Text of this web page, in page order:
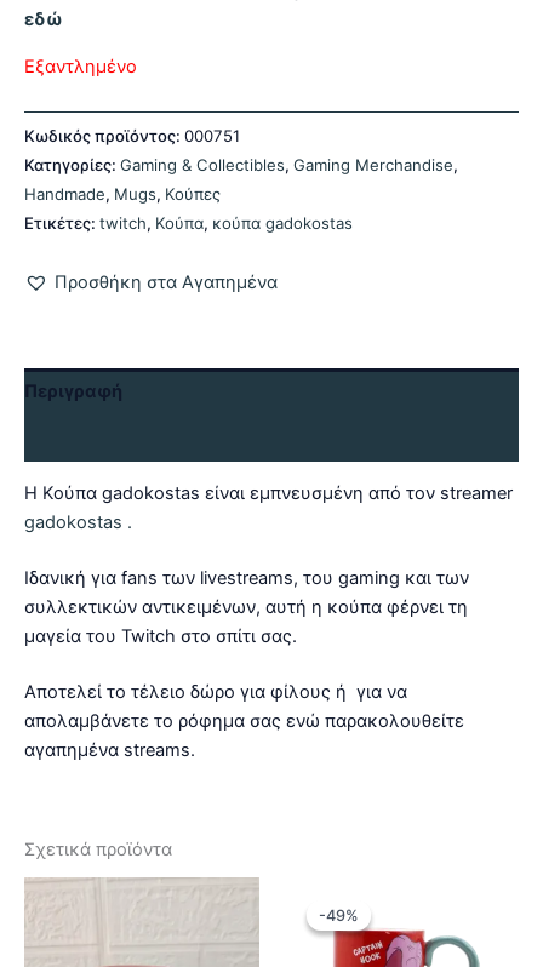
εδώ
Εξαντλημένο
Κωδικός προϊόντος: 000751
Κατηγορίες: Gaming & Collectibles, Gaming Merchandise,
Handmade, Mugs, Κούπες
Ετικέτες: twitch, Κούπα, κούπα gadokostas
Προσθήκη στα Αγαπημένα
Περιγραφή
Η Κούπα gadokostas είναι εμπνευσμένη από τoν streamer
gadokostas .
Ιδανική για fans των livestreams, του gaming και των
συλλεκτικών αντικειμένων, αυτή η κούπα φέρνει τη
μαγεία του Twitch στο σπίτι σας.
Αποτελεί το τέλειο δώρο για φίλους ή για να
απολαμβάνετε το ρόφημα σας ενώ παρακολουθείτε
αγαπημένα streams.
Σχετικά προϊόντα
-49%
-49%